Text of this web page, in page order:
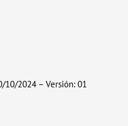
10/2024 – Versión: 01